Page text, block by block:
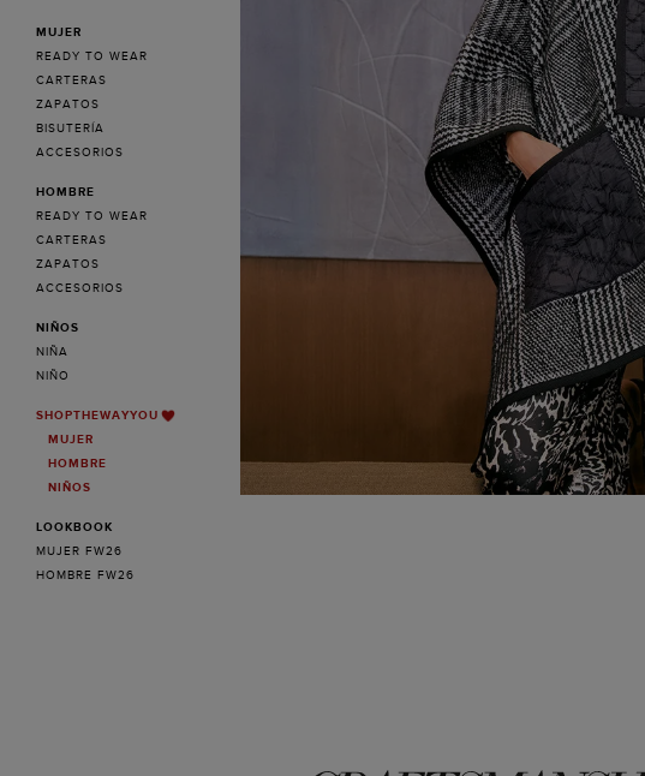
MUJER
READY TO WEAR
CARTERAS
ZAPATOS
BISUTERÍA
ACCESORIOS
HOMBRE
READY TO WEAR
CARTERAS
ZAPATOS
ACCESORIOS
NIÑOS
NIÑA
NIÑO
SHOPTHEWAYYOU
MUJER
HOMBRE
NIÑOS
LOOKBOOK
MUJER FW26
HOMBRE FW26